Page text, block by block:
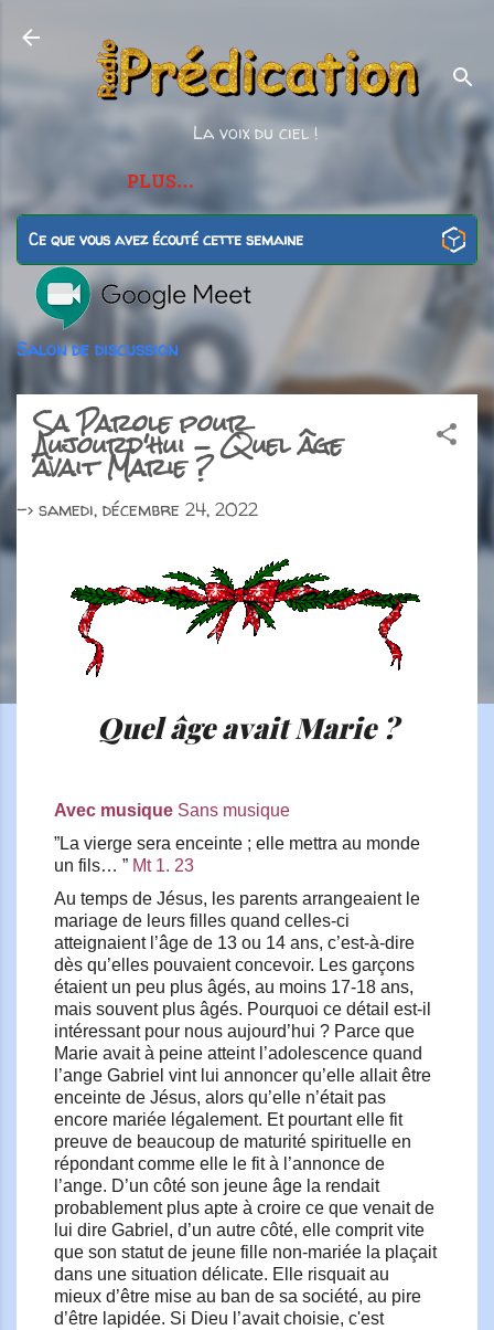
La voix du ciel !
PLUS…
Ce que vous avez écouté cette semaine
Salon de discussion
Sa Parole pour
Aujourd'hui - Quel âge
avait Marie ?
-> samedi, décembre 24, 2022
Quel âge avait Marie ?
Avec musique Sans musique
”La vierge sera enceinte ; elle mettra au monde
un fils… ” Mt 1. 23
Au temps de Jésus, les parents arrangeaient le
mariage de leurs filles quand celles-ci
atteignaient l’âge de 13 ou 14 ans, c’est-à-dire
dès qu’elles pouvaient concevoir. Les garçons
étaient un peu plus âgés, au moins 17-18 ans,
mais souvent plus âgés. Pourquoi ce détail est-il
intéressant pour nous aujourd’hui ? Parce que
Marie avait à peine atteint l’adolescence quand
l’ange Gabriel vint lui annoncer qu’elle allait être
enceinte de Jésus, alors qu’elle n’était pas
encore mariée légalement. Et pourtant elle fit
preuve de beaucoup de maturité spirituelle en
répondant comme elle le fit à l’annonce de
l’ange. D’un côté son jeune âge la rendait
probablement plus apte à croire ce que venait de
lui dire Gabriel, d’un autre côté, elle comprit vite
que son statut de jeune fille non-mariée la plaçait
dans une situation délicate. Elle risquait au
mieux d’être mise au ban de sa société, au pire
d’être lapidée. Si Dieu l’avait choisie, c'est